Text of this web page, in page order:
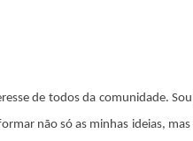
de todos da comunidade.
não só as minhas ideias,